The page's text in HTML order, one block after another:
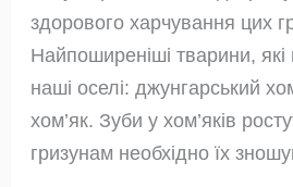
здорового харчування цих
Найпоширеніші тварини,
наші оселі: джунгарський
хом’як. Зуби у хом’яків
гризунам необхідно їх